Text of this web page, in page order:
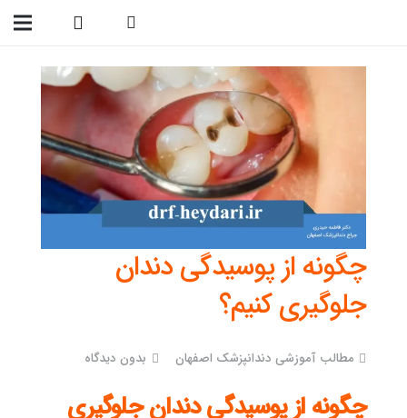
چگونه از پوسیدگی دندان
جلوگیری کنیم؟
مطالب آموزشی دندانپزشک اصفهان بدون دیدگاه
چگونه از پوسیدگی دندان جلوگیری